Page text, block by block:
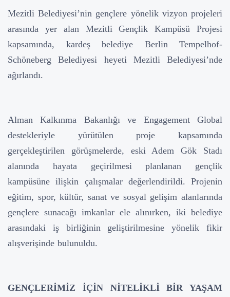
Mezitli Belediyesi’nin gençlere yönelik vizyon projeleri
arasında yer alan Mezitli Gençlik Kampüsü Projesi
kapsamında, kardeş belediye Berlin Tempelhof-
Schöneberg Belediyesi heyeti Mezitli Belediyesi’nde
ağırlandı.
Alman Kalkınma Bakanlığı ve Engagement Global
destekleriyle yürütülen proje kapsamında
gerçekleştirilen görüşmelerde, eski Adem Gök Stadı
alanında hayata geçirilmesi planlanan gençlik
kampüsüne ilişkin çalışmalar değerlendirildi. Projenin
eğitim, spor, kültür, sanat ve sosyal gelişim alanlarında
gençlere sunacağı imkanlar ele alınırken, iki belediye
arasındaki iş birliğinin geliştirilmesine yönelik fikir
alışverişinde bulunuldu.
GENÇLERİMİZ İÇİN NİTELİKLİ BİR YAŞAM